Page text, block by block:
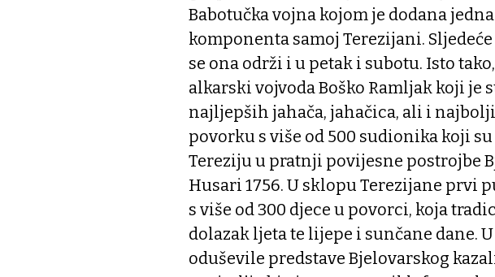
Babotučka vojna kojom je dodana
komponenta samoj Terezijani.
se ona održi i u petak i subotu. Isto
alkarski vojvoda Boško Ramljak koji je
najljepših jahača, jahačica, ali i
povorku s više od 500 sudionika koji
Tereziju u pratnji povijesne postrojbe
Husari 1756. U sklopu Terezijane prvi
s više od 300 djece u povorci, koja
dolazak ljeta te lijepe i sunčane dane.
oduševile predstave Bjelovarskog